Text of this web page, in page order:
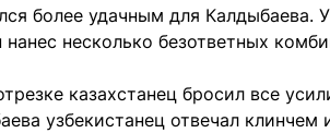
более удачным для Калдыбаева.
несколько безответных
казахстанец бросил все
узбекистанец отвечал клинчем